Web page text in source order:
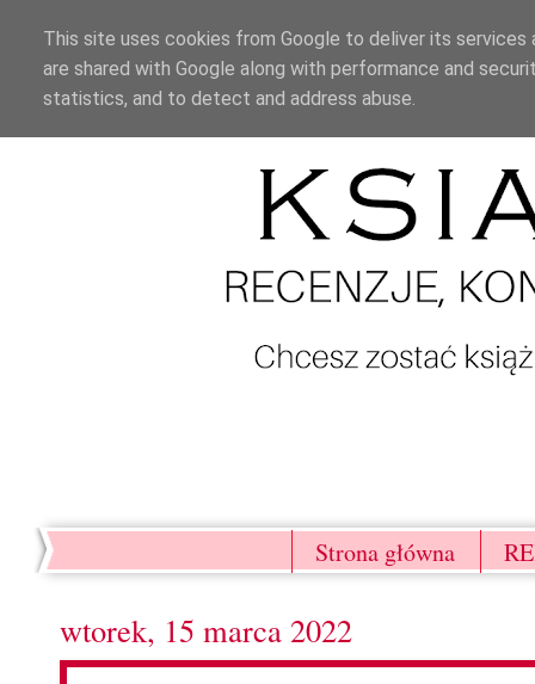
Strona główna
wtorek, 15 marca 2022
This site uses cookies from Google to deliver its
are shared with Google along with performance and
statistics, and to detect and address abuse.